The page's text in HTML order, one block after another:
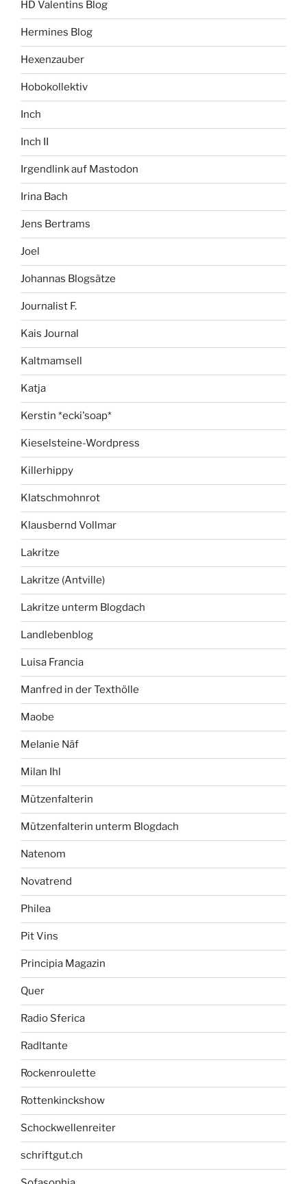
HD Valentins Blog
Hermines Blog
Hexenzauber
Hobokollektiv
Inch
Inch II
Irgendlink auf Mastodon
Irina Bach
Jens Bertrams
Joel
Johannas Blogsätze
Journalist F.
Kais Journal
Kaltmamsell
Katja
Kerstin *ecki'soap*
Kieselsteine-Wordpress
Killerhippy
Klatschmohnrot
Klausbernd Vollmar
Lakritze
Lakritze (Antville)
Lakritze unterm Blogdach
Landlebenblog
Luisa Francia
Manfred in der Texthölle
Maobe
Melanie Näf
Milan Ihl
Mützenfalterin
Mützenfalterin unterm Blogdach
Natenom
Novatrend
Philea
Pit Vins
Principia Magazin
Quer
Radio Sferica
Radltante
Rockenroulette
Rottenkinckshow
Schockwellenreiter
schriftgut.ch